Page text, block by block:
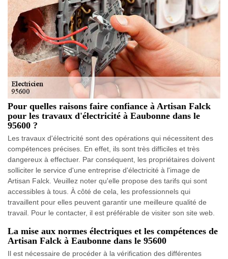
Pour quelles raisons faire confiance à Artisan Falck
pour les travaux d'électricité à Eaubonne dans le
95600 ?
Les travaux d'électricité sont des opérations qui nécessitent des
compétences précises. En effet, ils sont très difficiles et très
dangereux à effectuer. Par conséquent, les propriétaires doivent
solliciter le service d'une entreprise d'électricité à l'image de
Artisan Falck. Veuillez noter qu'elle propose des tarifs qui sont
accessibles à tous. À côté de cela, les professionnels qui
travaillent pour elles peuvent garantir une meilleure qualité de
travail. Pour le contacter, il est préférable de visiter son site web.
La mise aux normes électriques et les compétences de
Artisan Falck à Eaubonne dans le 95600
Il est nécessaire de procéder à la vérification des différentes